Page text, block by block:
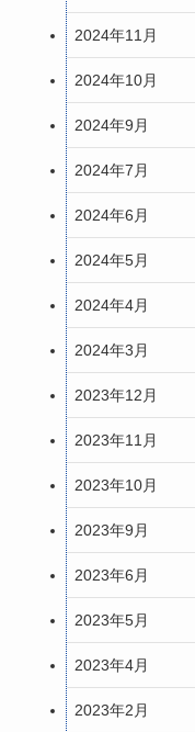
2024年11月
2024年10月
2024年9月
2024年7月
2024年6月
2024年5月
2024年4月
2024年3月
2023年12月
2023年11月
2023年10月
2023年9月
2023年6月
2023年5月
2023年4月
2023年2月